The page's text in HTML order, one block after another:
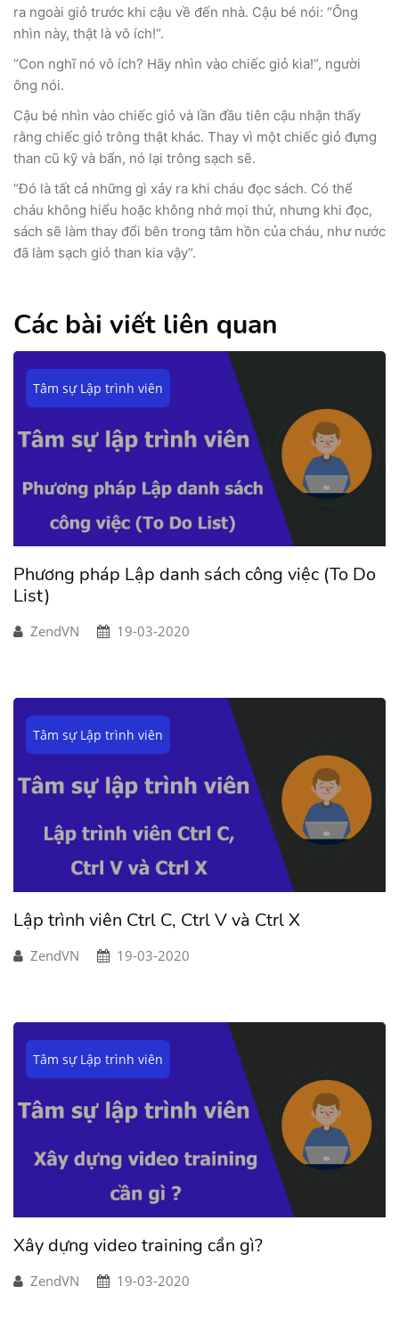
ra ngoài giỏ trước khi cậu về đến nhà. Cậu bé nói: “Ông
nhìn này, thật là vô ích!“.
“Con nghĩ nó vô ích? Hãy nhìn vào chiếc giỏ kia!“, người
ông nói.
Cậu bé nhìn vào chiếc giỏ và lần đầu tiên cậu nhận thấy
rằng chiếc giỏ trông thật khác. Thay vì một chiếc giỏ đựng
than cũ kỹ và bẩn, nó lại trông sạch sẽ.
“Đó là tất cả những gì xảy ra khi cháu đọc sách. Có thể
cháu không hiểu hoặc không nhớ mọi thứ, nhưng khi đọc,
sách sẽ làm thay đổi bên trong tâm hồn của cháu, như nước
đã làm sạch giỏ than kia vậy“.
Các bài viết liên quan
Tâm sự Lập trình viên
Phương pháp Lập danh sách công việc (To Do
List)
ZendVN 19-03-2020
Tâm sự Lập trình viên
Lập trình viên Ctrl C, Ctrl V và Ctrl X
ZendVN 19-03-2020
Tâm sự Lập trình viên
Xây dựng video training cần gì?
ZendVN 19-03-2020